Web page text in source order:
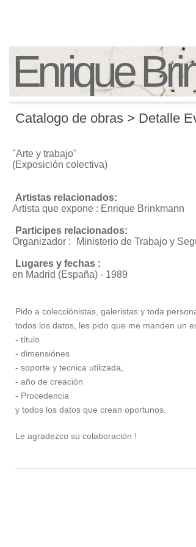
Enrique
Catalogo de obras > Detalle
"Arte y trabajo"
(Exposición colectiva)
Artistas relacionados:
Artista que expone : Enrique Brinkmann
Participes relacionados:
Organizador :
Ministerio de Trabajo y
Lugares y fechas :
en Madrid (España) - 1989
Pido a colecciónistas, galeristas y toda
todos los datos, les pido que me manden un
- título
- dimensiónes
- soporte y tecnica utilizada,
- año de creación
- Procedencia
y todos los datos que crean oportunos.
Le agradezco su colaboración !